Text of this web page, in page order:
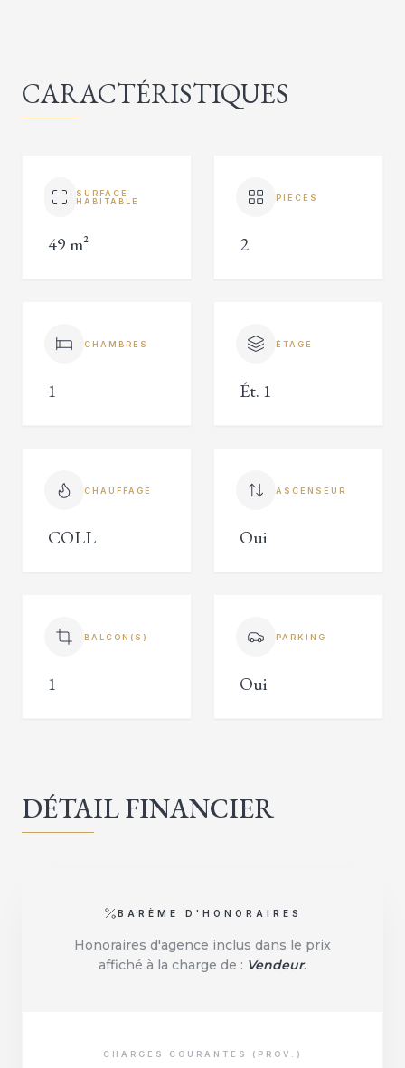
CARACTÉRISTIQUES
SURFACE
HABITABLE
49 m²
PIÈCES
2
CHAMBRES
1
ÉTAGE
Ét. 1
CHAUFFAGE
COLL
ASCENSEUR
Oui
BALCON(S)
1
PARKING
Oui
DÉTAIL FINANCIER
BARÈME D'HONORAIRES
Honoraires d'agence inclus dans le prix
affiché à la charge de : Vendeur.
CHARGES COURANTES (PROV.)